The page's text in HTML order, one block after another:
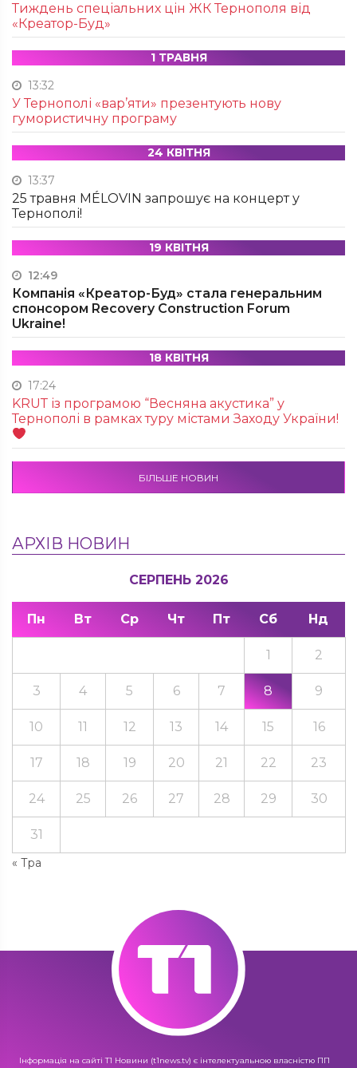
Тиждень спеціальних цін ЖК Тернополя від
«Креатор-Буд»
1 ТРАВНЯ
13:32
У Тернополі «вар’яти» презентують нову
гумористичну програму
24 КВІТНЯ
13:37
25 травня MÉLOVIN запрошує на концерт у
Тернополі!
19 КВІТНЯ
12:49
Компанія «Креатор-Буд» стала генеральним
спонсором Recovery Construction Forum
Ukraine!
18 КВІТНЯ
17:24
KRUТ із програмою “Весняна акустика” у
Тернополі в рамках туру містами Заходу України!
БІЛЬШЕ НОВИН
АРХІВ НОВИН
СЕРПЕНЬ 2026
Пн Вт Ср Чт Пт Сб Нд
« Тра
1 2
3 4 5 6 7 8 9
10 11 12 13 14 15 16
17 18 19 20 21 22 23
24 25 26 27 28 29 30
31
Інформація на сайті Т1 Новини (t1news.tv) є інтелектуальною власністю ПП